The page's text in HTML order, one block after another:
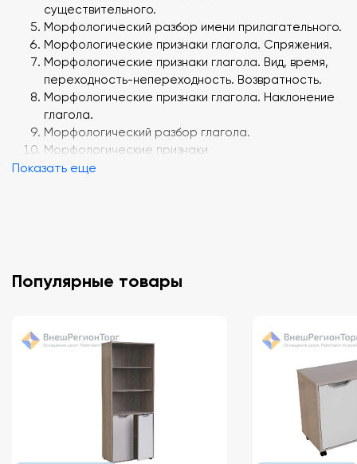
существительного.
Морфологический разбор имени прилагательного.
Морфологические признаки глагола. Спряжения.
Морфологические признаки глагола. Вид, время,
переходность-непереходность. Возвратность.
Морфологические признаки глагола. Наклонение
глагола.
Морфологический разбор глагола.
Морфологические признаки
причастия. Причастный оборот.
Показать еще
Популярные товары